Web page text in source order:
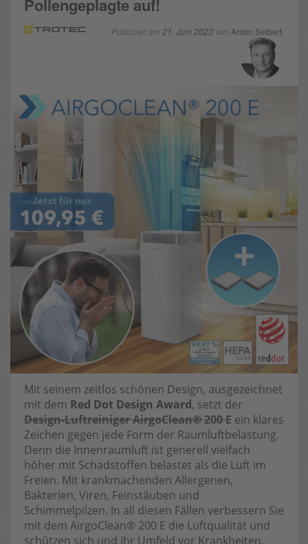
Pollengeplagte auf!
Publiziert am 21. Juni 2023von Anton Seibert
Mit seinem zeitlos schönen Design, ausgezeichnet
mit dem Red Dot Design Award, setzt der
Design-Luftreiniger AirgoClean® 200 E ein klares
Zeichen gegen jede Form der Raumluftbelastung.
Denn die Innenraumluft ist generell vielfach
höher mit Schadstoffen belastet als die Luft im
Freien. Mit krankmachenden Allergenen,
Bakterien, Viren, Feinstäuben und
Schimmelpilzen. In all diesen Fällen verbessern Sie
mit dem AirgoClean® 200 E die Luftqualität und
schützen sich und Ihr Umfeld vor Krankheiten.